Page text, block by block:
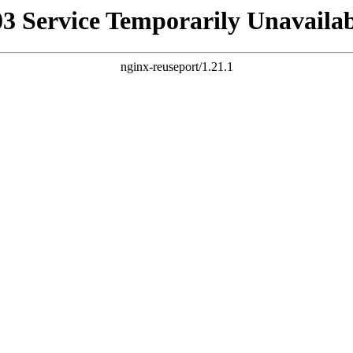
Service Temporarily
nginx-reuseport/1.21.1